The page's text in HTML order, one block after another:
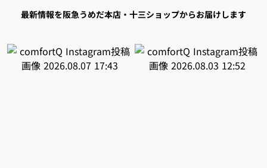
最新情報を阪急うめだ本店・十三ショップからお届けします